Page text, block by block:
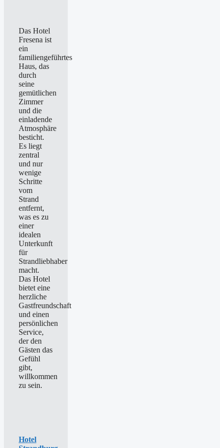
Das Hotel
Fresena ist
ein
familiengeführtes
Haus, das
durch
seine
gemütlichen
Zimmer
und die
einladende
Atmosphäre
besticht.
Es liegt
zentral
und nur
wenige
Schritte
vom
Strand
entfernt,
was es zu
einer
idealen
Unterkunft
für
Strandliebhaber
macht.
Das Hotel
bietet eine
herzliche
Gastfreundschaft
und einen
persönlichen
Service,
der den
Gästen das
Gefühl
gibt,
willkommen
zu sein.
Hotel